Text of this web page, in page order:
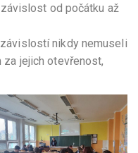
od počátku až
nikdy nemuseli
za jejich otevřenost,